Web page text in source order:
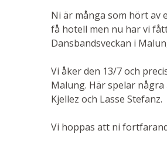
Ni är många som hört av
få hotell men nu har vi
Dansbandsveckan i
Vi åker den 13/7 och
Malung. Här spelar några
Kjellez och Lasse
Vi hoppas att ni